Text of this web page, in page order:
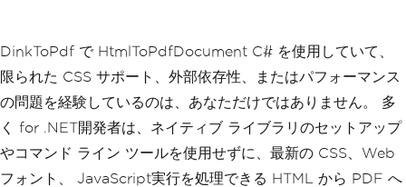
DinkToPdf で HtmlToPdfDocument C# を使用していて、
限られた CSS サポート、外部依存性、またはパフォーマンス
の問題を経験しているのは、あなただけではありません。 多
く for .NET開発者は、ネイティブ ライブラリのセットアップ
やコマンド ライン ツールを使用せずに、最新の CSS、Web
フォント、 JavaScript実行を処理できる HTML から PDF へ